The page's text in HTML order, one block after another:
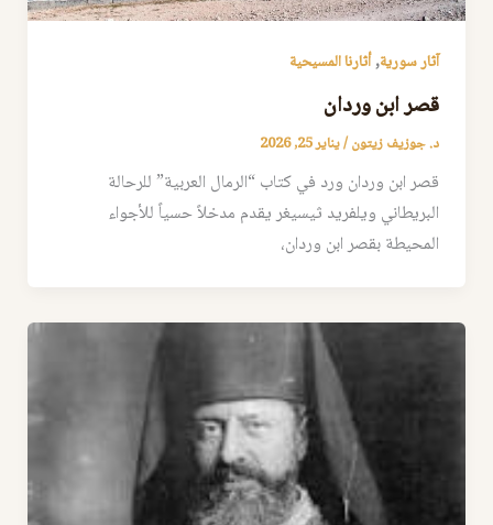
آثار سورية,أثارنا المسيحية
قصر ابن وردان
د. جوزيف زيتون/يناير 25, 2026
قصر ابن وردان ورد في كتاب “الرمال العربية” للرحالة
البريطاني ويلفريد ثيسيغر يقدم مدخلاً حسياً للأجواء
المحيطة بقصر ابن وردان،